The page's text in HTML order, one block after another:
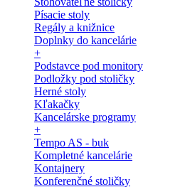
Písacie stoly
Regály a knižnice
Doplnky do kancelárie
+
Podstavce pod monitory
Podložky pod stoličky
Herné stoly
Kľakačky
Kancelárske programy
+
Tempo AS - buk
Kompletné kancelárie
Kontajnery
Konferenčné stoličky